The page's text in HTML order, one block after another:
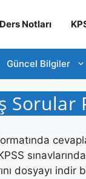
Notları
Güncel Bilgiler
Sorular
dosyayı indir